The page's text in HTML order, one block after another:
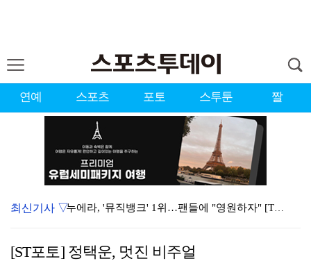
연예 스포츠 포토 스투툰 짤
누에라, '뮤직뱅크' 1위…팬들에 "영원하자" [TV캡…
최신기사 ▽
[ST포토] 정택운, 멋진 비주얼